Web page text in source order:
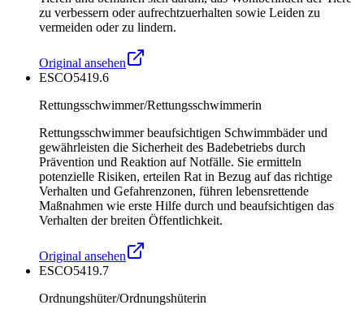
zu verbessern oder aufrechtzuerhalten sowie Leiden zu
vermeiden oder zu lindern.
Original ansehen
ESCO5419.6
Rettungsschwimmer/Rettungsschwimmerin
Rettungsschwimmer beaufsichtigen Schwimmbäder und
gewährleisten die Sicherheit des Badebetriebs durch
Prävention und Reaktion auf Notfälle. Sie ermitteln
potenzielle Risiken, erteilen Rat in Bezug auf das richtige
Verhalten und Gefahrenzonen, führen lebensrettende
Maßnahmen wie erste Hilfe durch und beaufsichtigen das
Verhalten der breiten Öffentlichkeit.
Original ansehen
ESCO5419.7
Ordnungshüter/Ordnungshüterin